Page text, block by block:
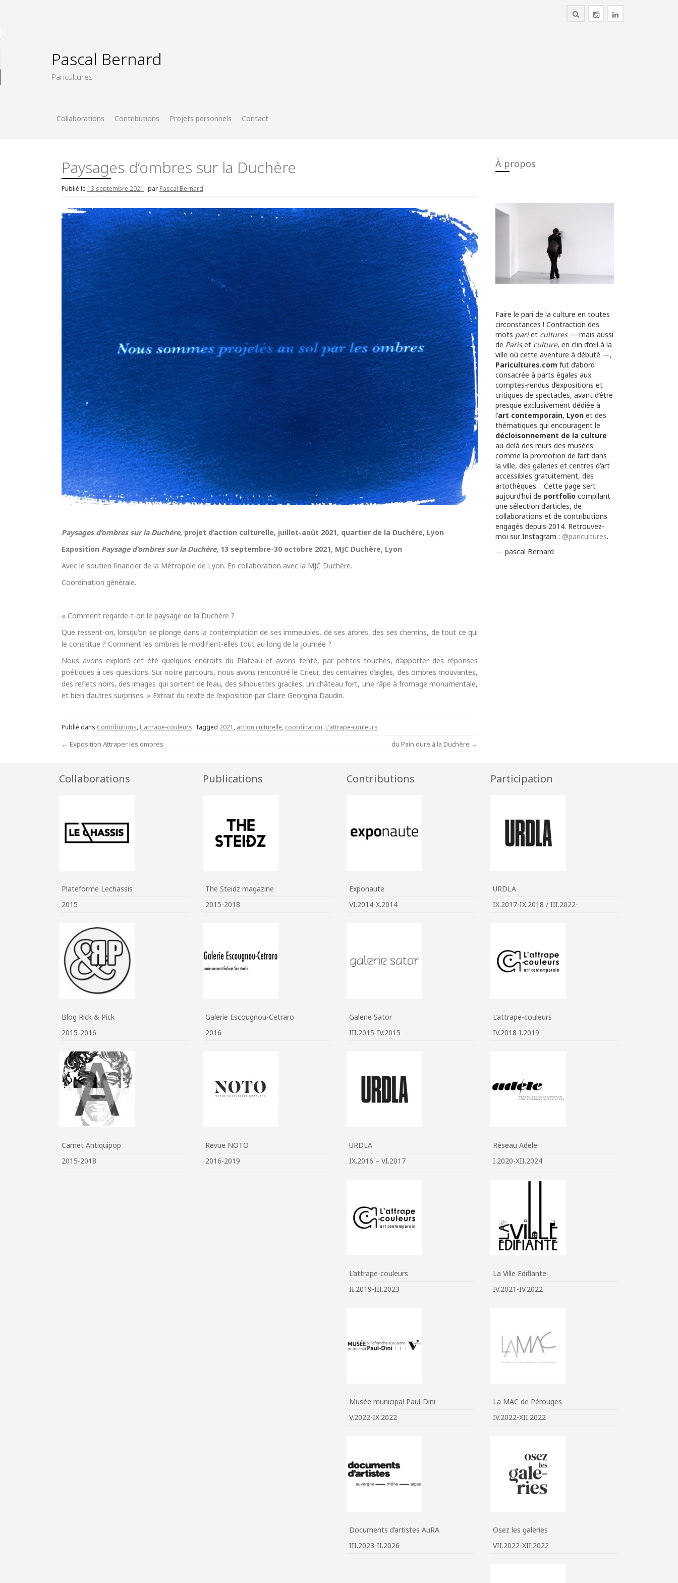
Pascal Bernard
Paricultures
Collaborations Contributions Projets personnels Contact
Paysages d’ombres sur la Duchère
Publié le 13 septembre 2021 par Pascal Bernard
Paysages d’ombres sur la Duchère, projet d’action culturelle, juillet-août 2021, quartier de la Duchère, Lyon
Exposition Paysage d’ombres sur la Duchère, 13 septembre-30 octobre 2021, MJC Duchère, Lyon
Avec le soutien financier de la Métropole de Lyon. En collaboration avec la MJC Duchère.
Coordination générale.
« Comment regarde-t-on le paysage de la Duchère ?
Que ressent-on, lorsqu’on se plonge dans la contemplation de ses immeubles, de ses arbres, des ses chemins, de tout ce qui
le constitue ? Comment les ombres le modifient-elles tout au long de la journée ?
Nous avons exploré cet été quelques endroits du Plateau et avons tenté, par petites touches, d’apporter des réponses
poétiques à ces questions. Sur notre parcours, nous avons rencontré le Crieur, des centaines d’aigles, des ombres mouvantes,
des reflets noirs, des images qui sortent de l’eau, des silhouettes graciles, un château fort, une râpe à fromage monumentale,
et bien d’autres surprises. » Extrait du texte de l’exposition par Claire Georgina Daudin.
Publié dans Contributions, L'attrape-couleurs Tagged 2021 , action culturelle, coordination, L'attrape-couleurs
Post
← Exposition Attraper les ombres du Pain dure à la Duchère →
À propos
Faire le pari de la culture en toutes
circonstances ! Contraction des
mots pariet cultures— mais aussi
de Pariset culture, en clin d’œil à la
ville où cette aventure à débuté —,
Paricultures.com fut d’abord
consacrée à parts égales aux
comptes-rendus d’expositions et
critiques de spectacles, avant d’être
presque exclusivement dédiée à
l’art contemporain, Lyon et des
thématiques qui encouragent le
décloisonnement de la culture
au-delà des murs des musées
comme la promotion de l’art dans
la ville, des galeries et centres d’art
accessibles gratuitement, des
artothèques… Cette page sert
aujourd’hui de portfolio compilant
une sélection d’articles, de
collaborations et de contributions
engagés depuis 2014. Retrouvez-
moi sur Instagram : @paricultures.
— pascal Bernard
Collaborations
Plateforme Lechassis
2015
Blog Rick & Pick
2015-2016
Carnet Antiquipop
2015-2018
Publications
The Steidz magazine
2015-2018
Galerie Escougnou-Cetraro
2016
Revue NOTO
2016-2019
Contributions
Exponaute
VI.2014-X.2014
Galerie Sator
III.2015-IV.2015
URDLA
IX.2016 – VI.2017
L’attrape-couleurs
II.2019-III.2023
Musée municipal Paul-Dini
V.2022-IX.2022
Documents d’artistes AuRA
III.2023-II.2026
Participation
URDLA
IX.2017-IX.2018 / III.2022-
L’attrape-couleurs
IV.2018-I.2019
Réseau Adele
I.2020-XII.2024
La Ville Edifiante
IV.2021-IV.2022
La MAC de Pérouges
IV.2022-XII.2022
Osez les galeries
VII.2022-XII.2022